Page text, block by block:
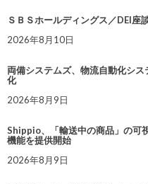
ＳＢＳホールディングス／DEI座
2026年8月10日
両備システムズ、物流自動化シ
化
2026年8月9日
Shippio、「輸送中の商品」の可
機能を提供開始
2026年8月9日